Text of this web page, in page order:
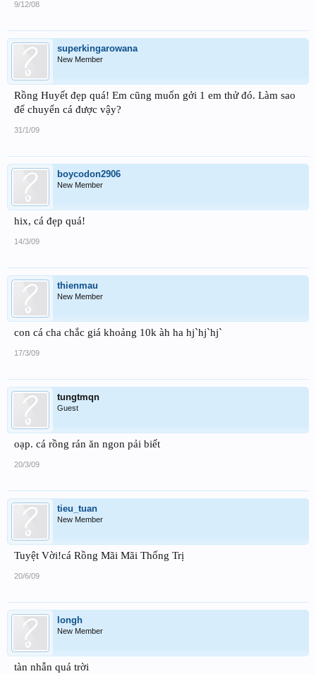
9/12/08
superkingarowana
New Member
Rồng Huyết đẹp quá! Em cũng muốn gởi 1 em thử đó. Làm sao
để chuyển cá được vậy?
31/1/09
boycodon2906
New Member
hix, cá đẹp quá!
14/3/09
thienmau
New Member
con cá cha chắc giá khoảng 10k àh ha hj`hj`hj`
17/3/09
tungtmqn
Guest
oạp. cá rồng rán ăn ngon pải biết
20/3/09
tieu_tuan
New Member
Tuyệt Vời!cá Rồng Mãi Mãi Thống Trị
20/6/09
longh
New Member
tàn nhẫn quá trời